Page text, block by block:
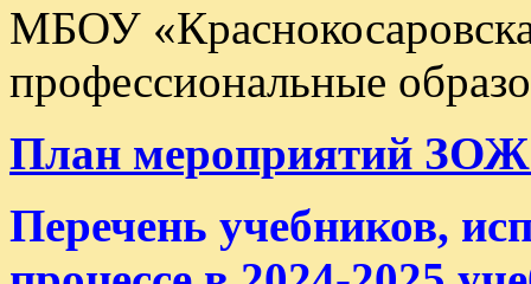
МБОУ
профессиональные
План мероприятий ЗОЖ
Перечень учебников,